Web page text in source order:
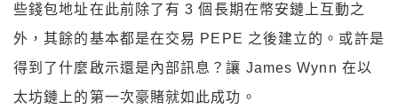
些錢包地址在此前除了有 3 個長期在幣安鏈上互動之
外，其餘的基本都是在交易 PEPE 之後建立的。或許是
得到了什麼啟示還是內部訊息？讓 James Wynn 在以
太坊鏈上的第一次豪賭就如此成功。